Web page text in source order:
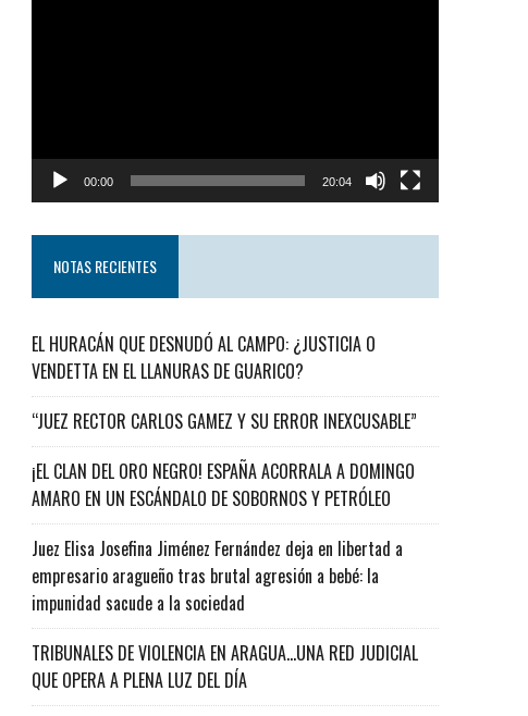
00:00 20:04
NOTAS RECIENTES
EL HURACÁN QUE DESNUDÓ AL CAMPO: ¿JUSTICIA O
VENDETTA EN EL LLANURAS DE GUARICO?
“JUEZ RECTOR CARLOS GAMEZ Y SU ERROR INEXCUSABLE”
¡EL CLAN DEL ORO NEGRO! ESPAÑA ACORRALA A DOMINGO
AMARO EN UN ESCÁNDALO DE SOBORNOS Y PETRÓLEO
Juez Elisa Josefina Jiménez Fernández deja en libertad a
empresario aragueño tras brutal agresión a bebé: la
impunidad sacude a la sociedad
TRIBUNALES DE VIOLENCIA EN ARAGUA…UNA RED JUDICIAL
QUE OPERA A PLENA LUZ DEL DÍA